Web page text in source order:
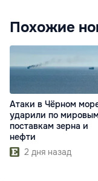
Похожие
Атаки в Чёрном
ударили по мировым
поставкам зерна и
нефти
2 дня назад